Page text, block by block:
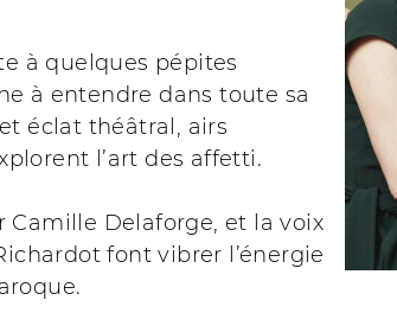
à quelques pépites
à entendre dans toute sa
éclat théâtral, airs
l’art des affetti.
Camille Delaforge, et la voix
font vibrer l’énergie